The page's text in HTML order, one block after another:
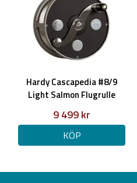
Hardy Cascapedia #8/9
Light Salmon Flugrulle
9 499 kr
KÖP